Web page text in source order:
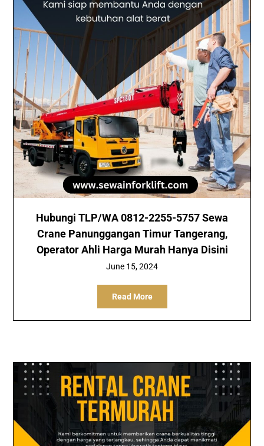
Hubungi TLP/WA 0812-2255-5757 Sewa
Crane Panunggangan Timur Tangerang,
Operator Ahli Harga Murah Hanya Disini
June 15, 2024
Read More